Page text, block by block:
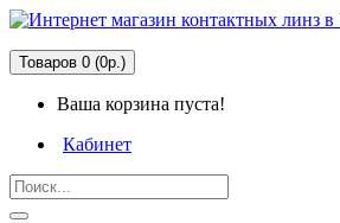
Товаров 0 (0р.)
Ваша корзина пуста!
Кабинет